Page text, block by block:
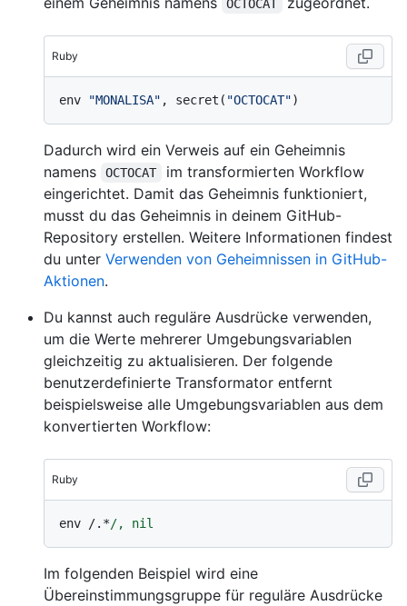
OCTOCAT
Ruby
env "MONALISA" , secret( "OCTOCAT"
Dadurch wird ein Verweis auf ein Geheimnis
namens
OCTOCAT
im transformierten Workflow
eingerichtet. Damit das Geheimnis funktioniert,
musst du das Geheimnis in deinem GitHub-
Repository erstellen. Weitere Informationen findest
du unter Verwenden von Geheimnissen in GitHub-
Aktionen.
Du kannst auch reguläre Ausdrücke verwenden,
um die Werte mehrerer Umgebungsvariablen
gleichzeitig zu aktualisieren. Der folgende
benutzerdefinierte Transformator entfernt
beispielsweise alle Umgebungsvariablen aus dem
konvertierten Workflow:
Ruby
env /.*
Im folgenden Beispiel wird eine
Übereinstimmungsgruppe für reguläre Ausdrücke